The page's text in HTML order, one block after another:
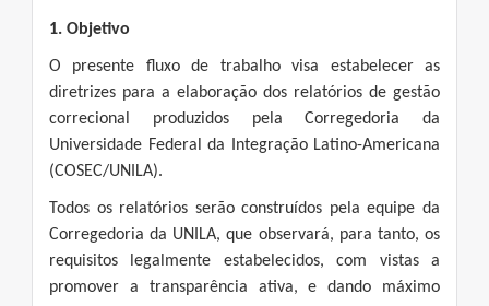
1. Objetivo
O presente fluxo de trabalho visa estabelecer as
diretrizes para a elaboração dos relatórios de gestão
correcional produzidos pela Corregedoria da
Universidade Federal da Integração Latino-Americana
(COSEC/UNILA).
Todos os relatórios serão construídos pela equipe da
Corregedoria da UNILA, que observará, para tanto, os
requisitos legalmente estabelecidos, com vistas a
promover a transparência ativa, e dando máximo